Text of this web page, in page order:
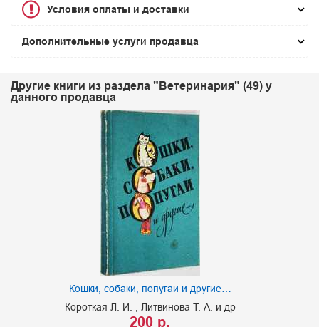
Условия оплаты и доставки
Дополнительные услуги продавца
Другие книги из раздела "Ветеринария" (49) у
данного продавца
Кошки, собаки, попугаи и другие…
Короткая Л. И. Литвинова Т. А. и др